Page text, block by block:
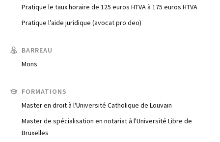
Blog
Pratique le taux horaire de 125 euros HTVA à 175 euros HTVA
Pratique l’aide juridique (avocat pro deo)
BARREAU
Mons
FORMATIONS
Master en droit à l'Université Catholique de Louvain
Master de spécialisation en notariat à l'Université Libre de
Bruxelles